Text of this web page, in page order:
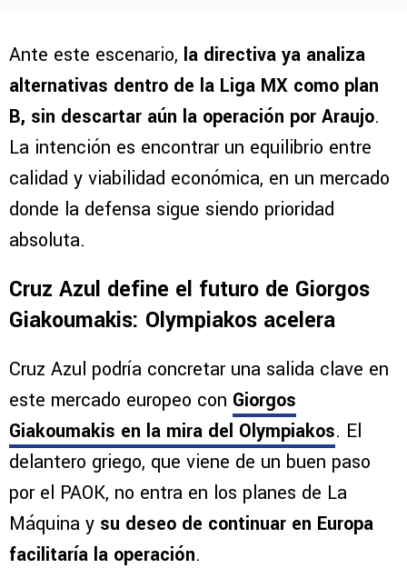
Ante este escenario, la directiva ya analiza
alternativas dentro de la Liga MX como plan
B, sin descartar aún la operación por Araujo.
La intención es encontrar un equilibrio entre
calidad y viabilidad económica, en un mercado
donde la defensa sigue siendo prioridad
absoluta.
Cruz Azul define el futuro de Giorgos
Giakoumakis: Olympiakos acelera
Cruz Azul podría concretar una salida clave en
este mercado europeo con Giorgos
Giakoumakis en la mira del Olympiakos. El
delantero griego, que viene de un buen paso
por el PAOK, no entra en los planes de La
Máquina y su deseo de continuar en Europa
facilitaría la operación.